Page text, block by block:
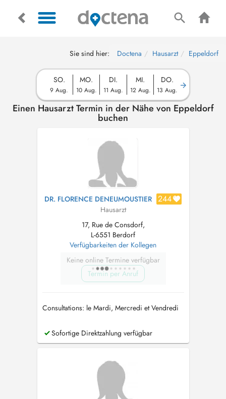
Sie sind hier: Doctena Hausarzt Eppeldorf
SO.
9 Aug.
MO.
10 Aug.
DI.
11 Aug.
MI.
12 Aug.
DO.
13 Aug.
Einen Hausarzt Termin in der Nähe von Eppeldorf
buchen
DR. FLORENCE DENEUMOUSTIER 244
Hausarzt
17, Rue de Consdorf,
L-6551 Berdorf
Verfügbarkeiten der Kollegen
Keine online Termine verfügbar
Termin per Anruf
Consultations: le Mardi, Mercredi et Vendredi
Sofortige Direktzahlung verfügbar